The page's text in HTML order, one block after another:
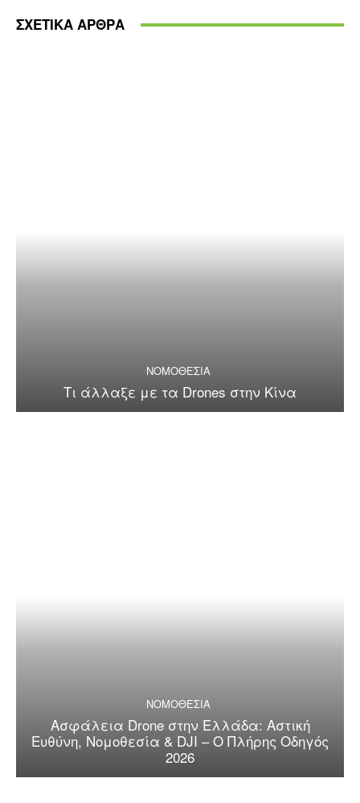
ΣΧΕΤΙΚΑ ΑΡΘΡΑ
ΝΟΜΟΘΕΣΙΑ
Τι άλλαξε με τα Drones στην Κίνα
ΝΟΜΟΘΕΣΙΑ
Ασφάλεια Drone στην Ελλάδα: Αστική
Ευθύνη, Νομοθεσία & DJI – Ο Πλήρης Οδηγός
2026